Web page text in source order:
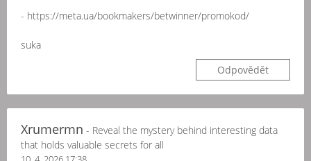
- https://meta.ua/bookmakers/betwinner/promokod/
suka
Odpovědět
Xrumermn - Reveal the mystery behind interesting data
that holds valuable secrets for all